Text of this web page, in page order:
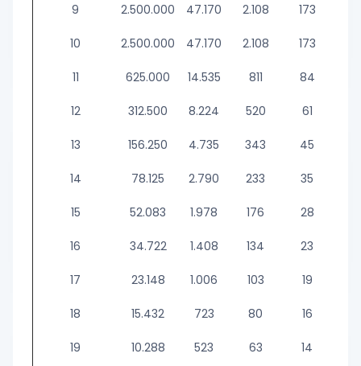
9 2.500.000 47.170 2.108 173
10 2.500.000 47.170 2.108 173
11 625.000 14.535 811 84
12 312.500 8.224 520 61
13 156.250 4.735 343 45
14 78.125 2.790 233 35
15 52.083 1.978 176 28
16 34.722 1.408 134 23
17 23.148 1.006 103 19
18 15.432 723 80 16
19 10.288 523 63 14